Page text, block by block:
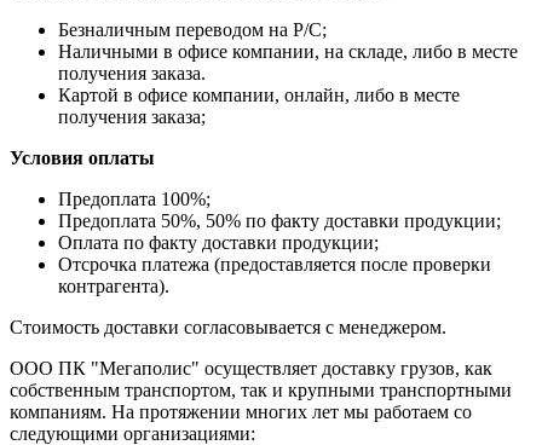
Безналичным переводом на Р/С;
Наличными в офисе компании, на складе, либо в месте
получения заказа.
Картой в офисе компании, онлайн, либо в месте
получения заказа;
Условия оплаты
Предоплата 100%;
Предоплата 50%, 50% по факту доставки продукции;
Оплата по факту доставки продукции;
Отсрочка платежа (предоставляется после проверки
контрагента).
Стоимость доставки согласовывается с менеджером.
ООО ПК "Мегаполис" осуществляет доставку грузов, как
собственным транспортом, так и крупными транспортными
компаниям. На протяжении многих лет мы работаем со
следующими организациями: